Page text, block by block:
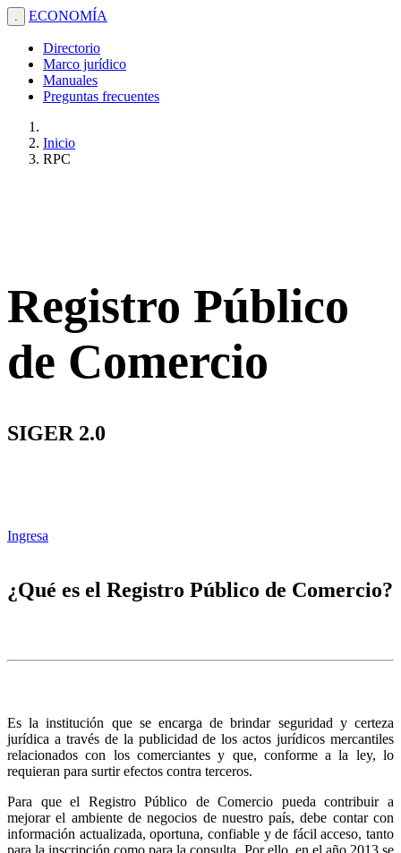
. ECONOMÍA
Directorio
Marco jurídico
Manuales
Preguntas frecuentes
Inicio
RPC
Registro Público
de Comercio
SIGER 2.0
Ingresa
¿Qué es el Registro Público de Comercio?
Es la institución que se encarga de brindar seguridad y certeza
jurídica a través de la publicidad de los actos jurídicos mercantiles
relacionados con los comerciantes y que, conforme a la ley, lo
requieran para surtir efectos contra terceros.
Para que el Registro Público de Comercio pueda contribuir a
mejorar el ambiente de negocios de nuestro país, debe contar con
información actualizada, oportuna, confiable y de fácil acceso, tanto
para la inscripción como para la consulta. Por ello, en el año 2013 se